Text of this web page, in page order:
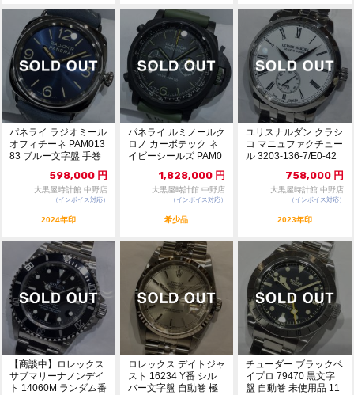
パネライ ラジオミール
オフィチーネ PAM013
83 ブルー文字盤 手巻
598,000 円
大黒屋時計館 中野店
（インボイス対応）
2024年印
パネライ ルミノールク
ロノ カーボテック ネ
イビーシールズ PAM0
1,828,000 円
大黒屋時計館 中野店
（インボイス対応）
希少品
ユリスナルダン クラシ
コ マニュファクチュー
ル 3203-136-7/E0-42
758,000 円
大黒屋時計館 中野店
（インボイス対応）
2023年印
【商談中】ロレックス
サブマリーナノンデイ
ト 14060M ランダム番
ロレックス デイトジャ
スト 16234 Y番 シル
バー文字盤 自動巻 極
チューダー ブラックベ
イプロ 79470 黒文字
盤 自動巻 未使用品 11